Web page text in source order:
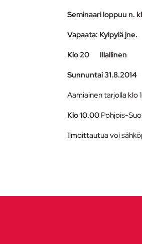
Seminaari loppuu n.
Vapaata: Kylpylä jne.
Klo 20 Illallinen
Sunnuntai 31.8.2014
Aamiainen tarjolla klo
Klo 10.00 Pohjois-
Ilmoittautua voi